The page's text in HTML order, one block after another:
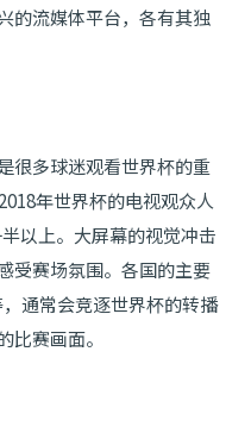
的流媒体平台，各有其独
很多球迷观看世界杯的重
年世界杯的电视观众人
以上。大屏幕的视觉冲击
受赛场氛围。各国的主要
通常会竞逐世界杯的转播
比赛画面。